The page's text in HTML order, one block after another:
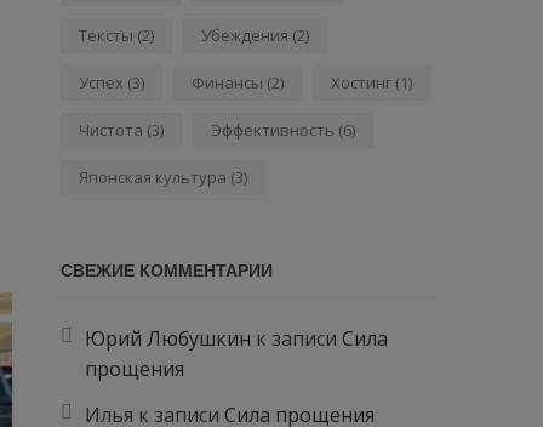
Тексты (2) Убеждения (2)
Успех (3) Финансы (2) Хостинг (1)
Чистота (3) Эффективность (6)
Японская культура (3)
СВЕЖИЕ КОММЕНТАРИИ
Юрий Любушкин к записи Сила
прощения
Илья к записи Сила прощения